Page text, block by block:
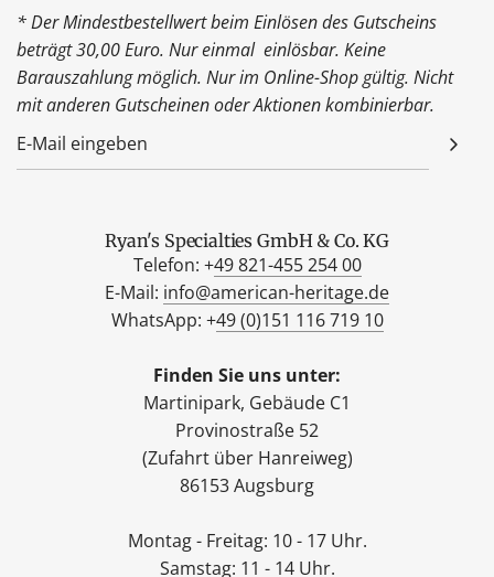
* Der Mindestbestellwert beim Einlösen des Gutscheins
beträgt 30,00 Euro. Nur einmal einlösbar. Keine
Barauszahlung möglich. Nur im Online-Shop gültig. Nicht
mit anderen Gutscheinen oder Aktionen kombinierbar.
Ryan's Specialties GmbH & Co. KG
Telefon: +49 821-455 254 00
E-Mail: info@american-heritage.de
WhatsApp: +49 (0)151 116 719 10
Finden Sie uns unter:
Martinipark, Gebäude C1
Provinostraße 52
(Zufahrt über Hanreiweg)
86153 Augsburg
Montag - Freitag: 10 - 17 Uhr.
Samstag: 11 - 14 Uhr.